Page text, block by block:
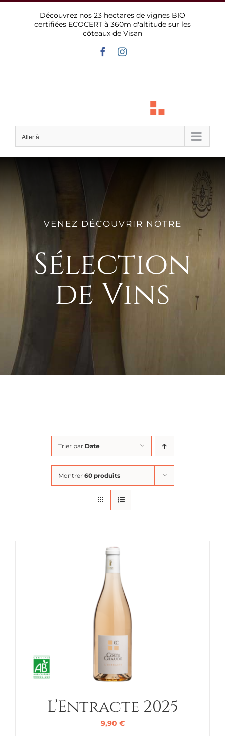
Découvrez nos 23 hectares de vignes BIO
certifiées ECOCERT à 360m d'altitude sur les
côteaux de Visan
FacebookInstagram
Aller à...
VENEZ DÉCOUVRIR NOTRE
Sélection
de Vins
Trier par Date
Montrer 60 produits
L’Entracte 2025
9,90 €